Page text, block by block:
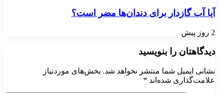
آیا آب گازدار برای دندان‌ها مضر است؟
2 روز پیش
دیدگاهتان را بنویسید
نشانی ایمیل شما منتشر نخواهد شد. بخش‌های موردنیاز
علامت‌گذاری شده‌اند *